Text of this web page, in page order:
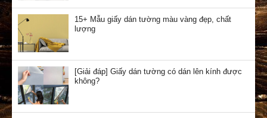
15+ Mẫu giấy dán tường màu vàng đẹp, chất
lượng
[Giải đáp] Giấy dán tường có dán lên kính được
không?